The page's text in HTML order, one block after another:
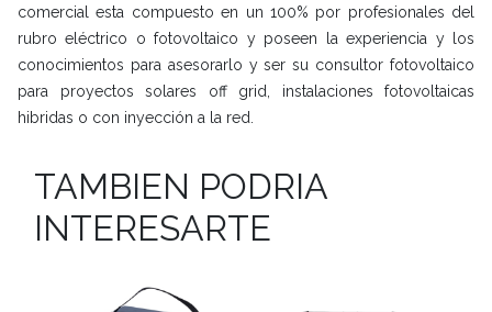
comercial esta compuesto en un 100% por profesionales del
rubro eléctrico o fotovoltaico y poseen la experiencia y los
conocimientos para asesorarlo y ser su consultor fotovoltaico
para proyectos solares off grid, instalaciones fotovoltaicas
hibridas o con inyección a la red.
TAMBIEN PODRIA
INTERESARTE